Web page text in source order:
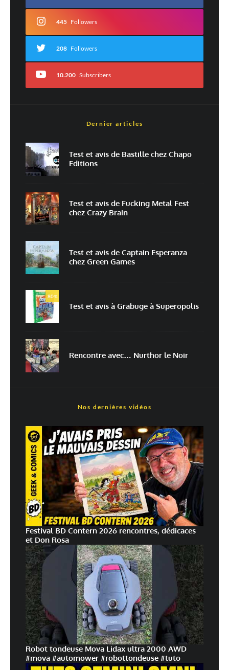
Commentaire*
E-mail*
Enregistrer mon nom, mon e-mail et mon site dans le navigateur pour
mon prochain commentaire.
Prévenez-moi de tous les nouveaux commentaires par e-mail.
Prévenez-moi de tous les nouveaux articles par e-mail.
traitées
445 Followers
208 Followers
10.200 Subscribers
Dernier articles
Test et avis de Bastille chez Chapo
Editions
Test et avis de Fucking Metal Fest
chez Crazy Brain
Test et avis de Captain Esperanza
chez Green Games
80%
Test et avis à Grabuge à Superopolis
Rencontre avec… Nurthor le Noir
Nos dernières vidéos
Festival BD Contern 2026 rencontres, dédicaces
et Don Rosa
Robot tondeuse Mova Lidax ultra 2000 AWD
#mova #automower #robottondeuse #tuto